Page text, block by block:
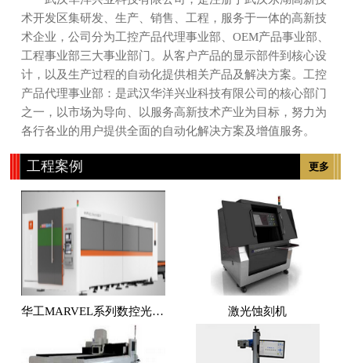
术开发区集研发、生产、销售、工程，服务于一体的高新技
术企业，公司分为工控产品代理事业部、OEM产品事业部、
工程事业部三大事业部门。从客户产品的显示部件到核心设
计，以及生产过程的自动化提供相关产品及解决方案。工控
产品代理事业部：是武汉华洋兴业科技有限公司的核心部门
之一，以市场为导向、以服务高新技术产业为目标，努力为
各行各业的用户提供全面的自动化解决方案及增值服务。
更多
工程案例
华工MARVEL系列数控光纤激光切割机 激光蚀刻机